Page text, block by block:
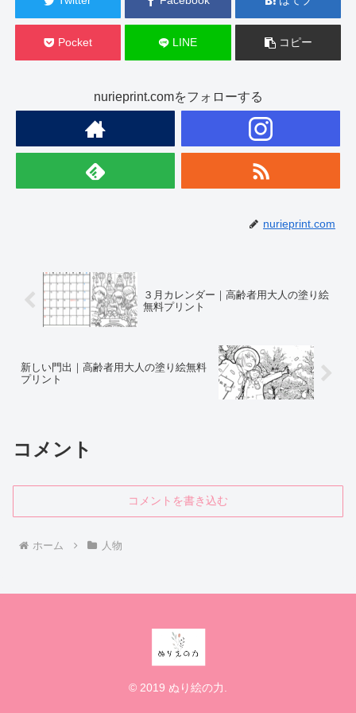
Pocket LINE コピー
nurieprint.comをフォローする
nurieprint.com
３月カレンダー｜高齢者用大人の塗り絵
無料プリント
新しい門出｜高齢者用大人の塗り絵無料
プリント
コメント
コメントを書き込む
ホーム 人物
© 2019 ぬり絵の力.